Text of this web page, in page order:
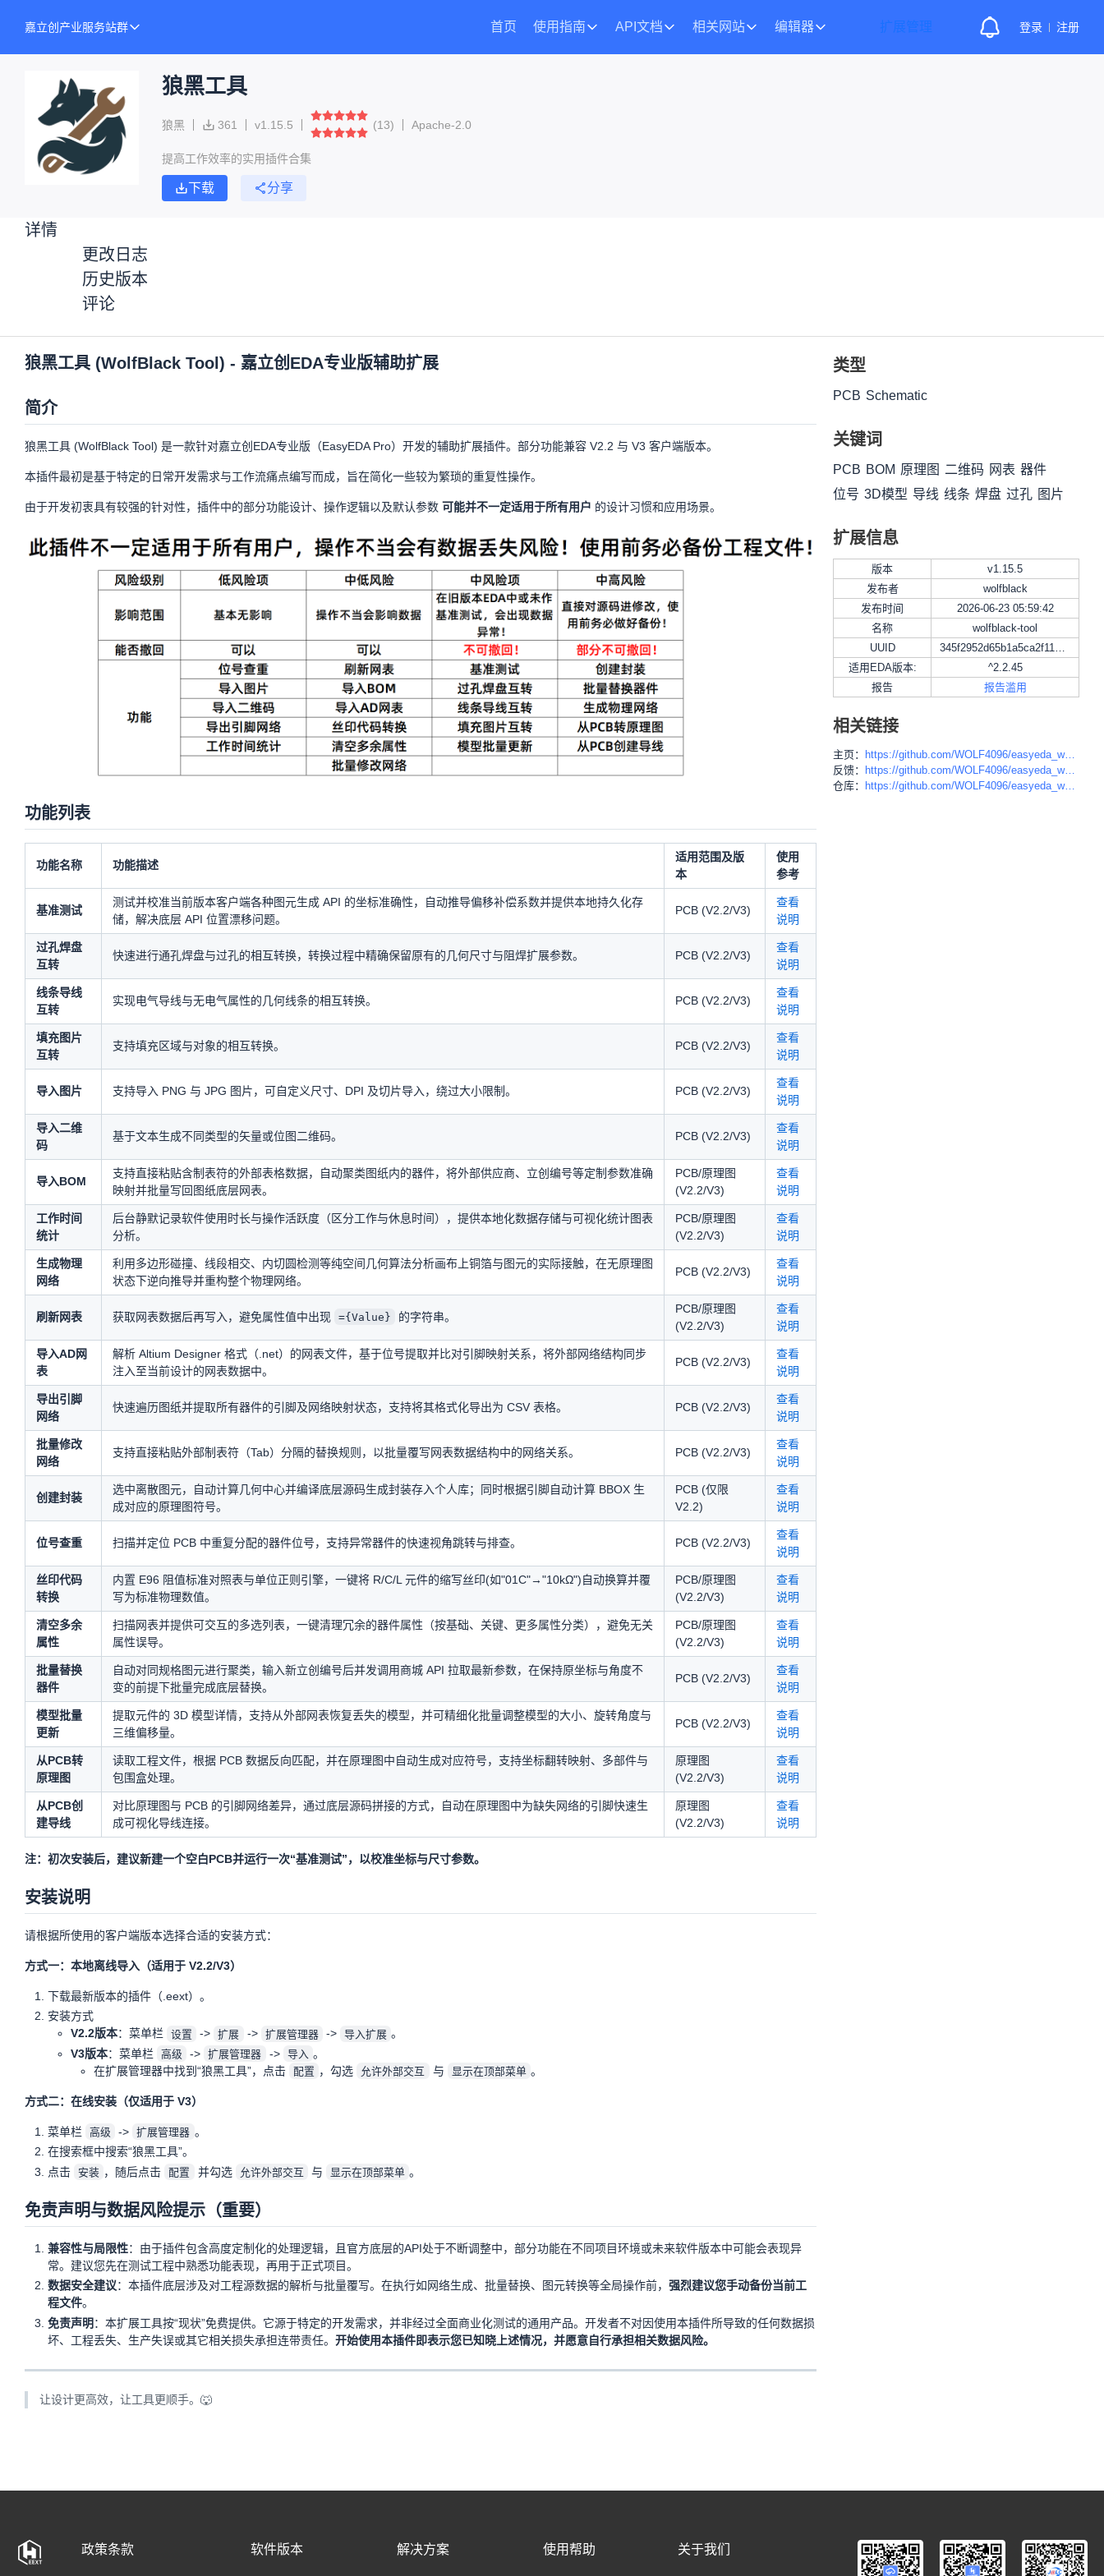
嘉立创产业服务站群 首页 使用指南 API文档 相关网站 编辑器 扩展管理 登录 注册
狼黑工具
狼黑 361 v1.15.5 (13) Apache-2.0
提高工作效率的实用插件合集
下载 分享
详情
更改日志
历史版本
评论
狼黑工具 狼黑 361 (13) Apache-2.0
详情
更改日志
狼黑工具 (WolfBlack Tool) - 嘉立创EDA专业版辅助扩展
简介
狼黑工具 (WolfBlack Tool) 是一款针对嘉立创EDA专业版（EasyEDA Pro）开发的辅助扩展插件。部分功能兼容 V2.2 与 V3 客户端版本。
本插件最初是基于特定的日常开发需求与工作流痛点编写而成，旨在简化一些较为繁琐的重复性操作。
由于开发初衷具有较强的针对性，插件中的部分功能设计、操作逻辑以及默认参数 可能并不一定适用于所有用户 的设计习惯和应用场景。
功能列表
功能名称 功能描述
适用范围及版
本
使用
参考
基准测试
测试并校准当前版本客户端各种图元生成 API 的坐标准确性，自动推导偏移补偿系数并提供本地持久化存
储，解决底层 API 位置漂移问题。
PCB (V2.2/V3)
查看
说明
过孔焊盘
互转
快速进行通孔焊盘与过孔的相互转换，转换过程中精确保留原有的几何尺寸与阻焊扩展参数。 PCB (V2.2/V3)
查看
说明
线条导线
互转
实现电气导线与无电气属性的几何线条的相互转换。 PCB (V2.2/V3)
查看
说明
填充图片
互转
支持填充区域与对象的相互转换。 PCB (V2.2/V3)
查看
说明
导入图片 支持导入 PNG 与 JPG 图片，可自定义尺寸、DPI 及切片导入，绕过大小限制。 PCB (V2.2/V3)
查看
说明
导入二维
码
基于文本生成不同类型的矢量或位图二维码。 PCB (V2.2/V3)
查看
说明
导入BOM
支持直接粘贴含制表符的外部表格数据，自动聚类图纸内的器件，将外部供应商、立创编号等定制参数准确
映射并批量写回图纸底层网表。
PCB/原理图
(V2.2/V3)
查看
说明
工作时间
统计
后台静默记录软件使用时长与操作活跃度（区分工作与休息时间），提供本地化数据存储与可视化统计图表
分析。
PCB/原理图
(V2.2/V3)
查看
说明
生成物理
网络
利用多边形碰撞、线段相交、内切圆检测等纯空间几何算法分析画布上铜箔与图元的实际接触，在无原理图
状态下逆向推导并重构整个物理网络。
PCB (V2.2/V3)
查看
说明
刷新网表 获取网表数据后再写入，避免属性值中出现 ={Value} 的字符串。
PCB/原理图
(V2.2/V3)
查看
说明
导入AD网
表
解析 Altium Designer 格式（.net）的网表文件，基于位号提取并比对引脚映射关系，将外部网络结构同步
注入至当前设计的网表数据中。
PCB (V2.2/V3)
查看
说明
导出引脚
网络
快速遍历图纸并提取所有器件的引脚及网络映射状态，支持将其格式化导出为 CSV 表格。 PCB (V2.2/V3)
查看
说明
批量修改
网络
支持直接粘贴外部制表符（Tab）分隔的替换规则，以批量覆写网表数据结构中的网络关系。 PCB (V2.2/V3)
查看
说明
创建封装
选中离散图元，自动计算几何中心并编译底层源码生成封装存入个人库；同时根据引脚自动计算 BBOX 生
成对应的原理图符号。
PCB (仅限
V2.2)
查看
说明
位号查重 扫描并定位 PCB 中重复分配的器件位号，支持异常器件的快速视角跳转与排查。 PCB (V2.2/V3)
查看
说明
丝印代码
转换
内置 E96 阻值标准对照表与单位正则引擎，一键将 R/C/L 元件的缩写丝印(如"01C"→"10kΩ")自动换算并覆
写为标准物理数值。
PCB/原理图
(V2.2/V3)
查看
说明
清空多余
属性
扫描网表并提供可交互的多选列表，一键清理冗余的器件属性（按基础、关键、更多属性分类），避免无关
属性误导。
PCB/原理图
(V2.2/V3)
查看
说明
批量替换
器件
自动对同规格图元进行聚类，输入新立创编号后并发调用商城 API 拉取最新参数，在保持原坐标与角度不
变的前提下批量完成底层替换。
PCB (V2.2/V3)
查看
说明
模型批量
更新
提取元件的 3D 模型详情，支持从外部网表恢复丢失的模型，并可精细化批量调整模型的大小、旋转角度与
三维偏移量。
PCB (V2.2/V3)
查看
说明
从PCB转
原理图
读取工程文件，根据 PCB 数据反向匹配，并在原理图中自动生成对应符号，支持坐标翻转映射、多部件与
包围盒处理。
原理图
(V2.2/V3)
查看
说明
从PCB创
建导线
对比原理图与 PCB 的引脚网络差异，通过底层源码拼接的方式，自动在原理图中为缺失网络的引脚快速生
成可视化导线连接。
原理图
(V2.2/V3)
查看
说明
注：初次安装后，建议新建一个空白PCB并运行一次“基准测试”，以校准坐标与尺寸参数。
安装说明
请根据所使用的客户端版本选择合适的安装方式：
方式一：本地离线导入（适用于 V2.2/V3）
下载最新版本的插件（.eext）。
安装方式
V2.2版本：菜单栏 设置 -> 扩展 -> 扩展管理器 -> 导入扩展 。
V3版本：菜单栏 高级 -> 扩展管理器 -> 导入 。
在扩展管理器中找到“狼黑工具”，点击
配置 ，勾选 允许外部交互 与 显示在顶部菜单 。
方式二：在线安装（仅适用于 V3）
菜单栏 高级 -> 扩展管理器 。
在搜索框中搜索“狼黑工具”。
点击
安装 ，随后点击 配置 并勾选 允许外部交互 与 显示在顶部菜单 。
免责声明与数据风险提示（重要）
兼容性与局限性：由于插件包含高度定制化的处理逻辑，且官方底层的API处于不断调整中，部分功能在不同项目环境或未来软件版本中可能会表现异
常。建议您先在测试工程中熟悉功能表现，再用于正式项目。
数据安全建议：本插件底层涉及对工程源数据的解析与批量覆写。在执行如网络生成、批量替换、图元转换等全局操作前， 强烈建议您手动备份当前工
程文件。
免责声明 ：本扩展工具按“现状”免费提供。它源于特定的开发需求，并非经过全面商业化测试的通用产品。开发者不对因使用本插件所导致的任何数据损
坏、工程丢失、生产失误或其它相关损失承担连带责任。 开始使用本插件即表示您已知晓上述情况，并愿意自行承担相关数据风险。
让设计更高效，让工具更顺手。🐺
类型
PCB Schematic
关键词
PCB BOM 原理图 二维码 网表 器件
位号 3D模型 导线 线条 焊盘 过孔 图片
扩展信息
版本 v1.15.5
发布者
wolfblack
发布时间
2026-06-23 05:59:42
名称
wolfblack-tool
UUID
345f2952d65b1a5ca2f11721b90309c9
适用EDA版本:
^2.2.45
报告
报告滥用
相关链接
主页：
https://github.com/WOLF4096/easyeda_wolfblack_tool
反馈：
https://github.com/WOLF4096/easyeda_wolfblack_tool/issues
仓库：
https://github.com/WOLF4096/easyeda_wolfblack_tool
政策条款 软件版本 解决方案 使用帮助 关于我们